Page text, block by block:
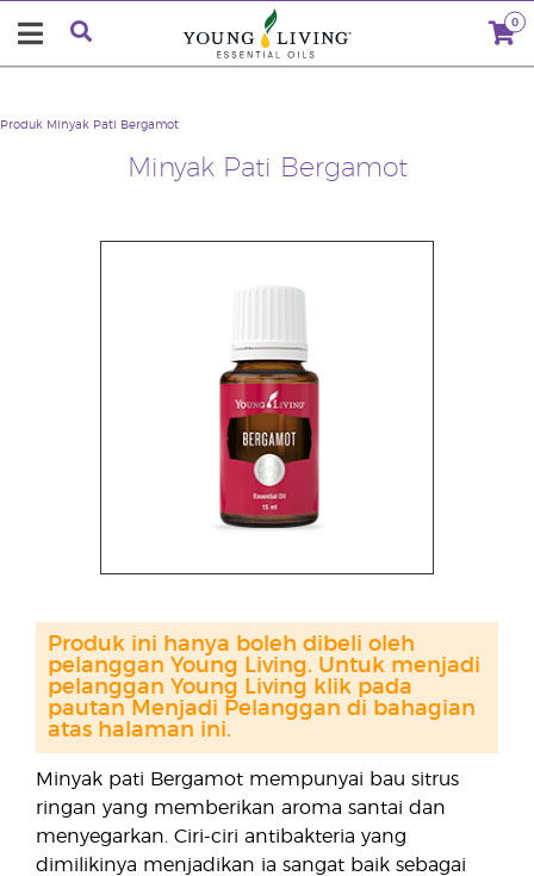
0
Minyak Pati Bergamot
Produk Minyak Pati Bergamot
Minyak pati Bergamot mempunyai bau sitrus
ringan yang memberikan aroma santai dan
menyegarkan. Ciri-ciri antibakteria yang
dimilikinya menjadikan ia sangat baik sebagai
Produk ini hanya boleh dibeli oleh
pelanggan Young Living. Untuk menjadi
pelanggan Young Living klik pada
pautan Menjadi Pelanggan di bahagian
atas halaman ini.